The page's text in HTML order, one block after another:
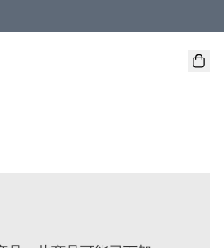
適用於 本地送貨、本地取貨 )